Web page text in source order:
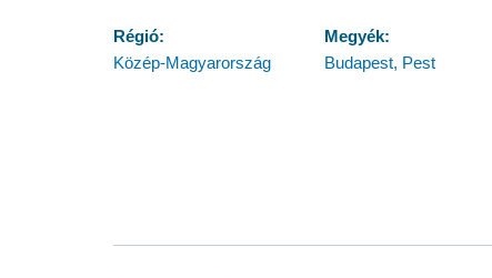
Régió:
Közép-Magyarország
Megyék:
Budapest, Pest